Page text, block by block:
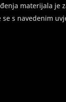
materijala je
s navedenim